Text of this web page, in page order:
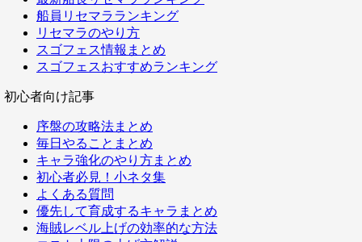
船員リセマラランキング
リセマラのやり方
スゴフェス情報まとめ
スゴフェスおすすめランキング
初心者向け記事
序盤の攻略法まとめ
毎日やることまとめ
キャラ強化のやり方まとめ
初心者必見！小ネタ集
よくある質問
優先して育成するキャラまとめ
海賊レベル上げの効率的な方法